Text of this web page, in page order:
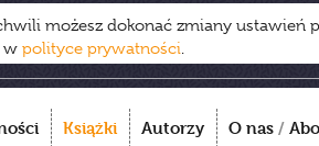
możesz dokonać zmiany ustawień
w polityce prywatności.
Książki Autorzy O nas /